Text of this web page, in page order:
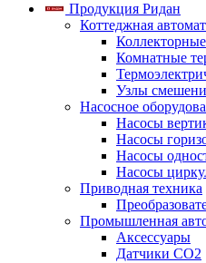
Продукция Ридан
Коттеджная
Комнатные
Узлы
Насосное
Насосы
Насосы
Насосы
Насосы
Приводная техника
Промышленная
Аксессуары
Датчики CO2